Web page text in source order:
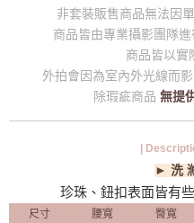
非套裝販售商品無法因
商品皆由專業攝影團隊
商品皆以實
外拍會因為室內外光線而
除瑕疵商品 無提
|
► 洗
珍珠、鈕扣表面皆有
尺寸 腰寬 臀寬